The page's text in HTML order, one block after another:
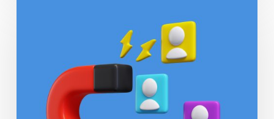
eventos:
Estratégias